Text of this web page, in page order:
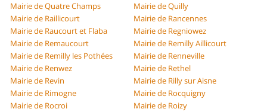
Mairie de Quatre Champs
Mairie de Quilly
Mairie de Raillicourt
Mairie de Rancennes
Mairie de Raucourt et Flaba
Mairie de Regniowez
Mairie de Remaucourt
Mairie de Remilly Aillicourt
Mairie de Remilly les Pothées
Mairie de Renneville
Mairie de Renwez
Mairie de Rethel
Mairie de Revin
Mairie de Rilly sur Aisne
Mairie de Rimogne
Mairie de Rocquigny
Mairie de Rocroi
Mairie de Roizy